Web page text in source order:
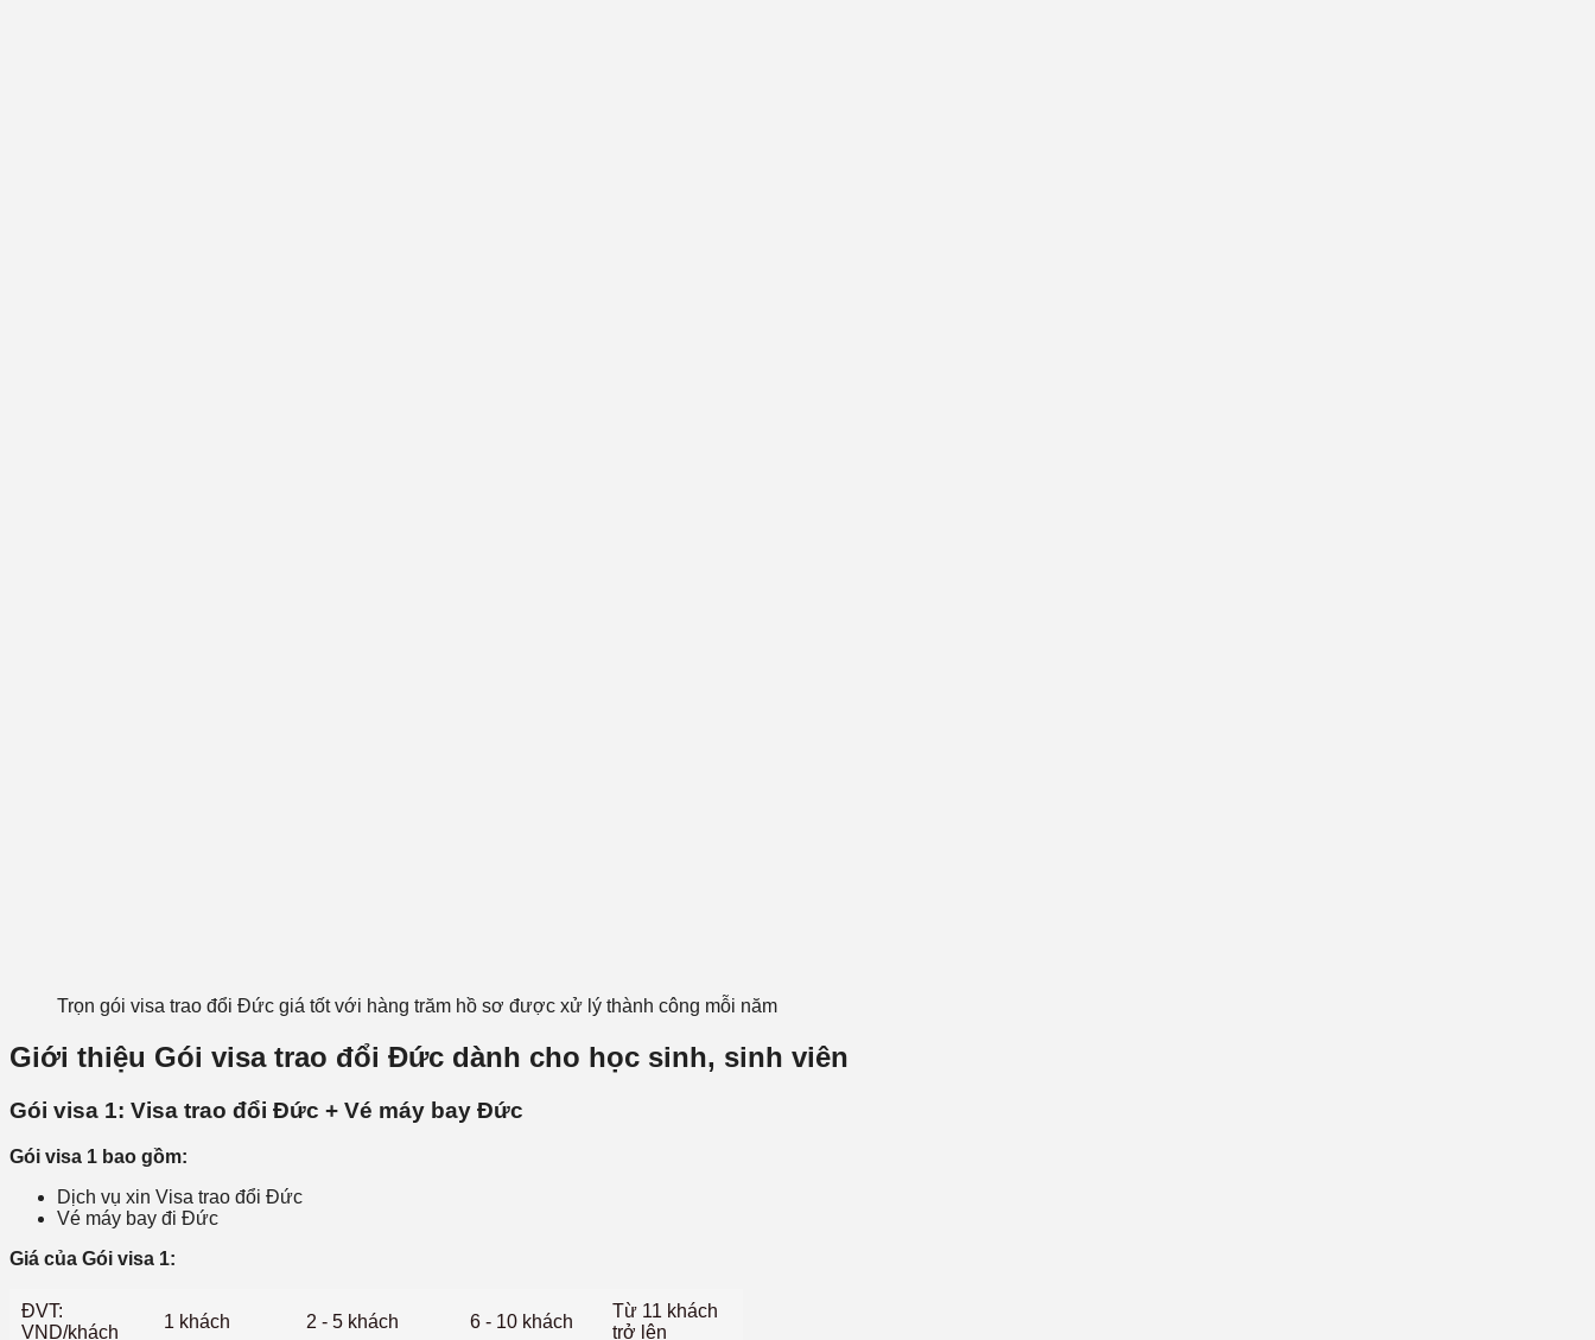
Trọn gói visa trao đổi Đức giá tốt với hàng trăm hồ sơ được xử lý thành công mỗi năm
Giới thiệu Gói visa trao đổi Đức dành cho học sinh, sinh viên
Gói visa 1: Visa trao đổi Đức + Vé máy bay Đức
Gói visa 1 bao gồm:
Dịch vụ xin Visa trao đổi Đức
Vé máy bay đi Đức
Giá của Gói visa 1:
ĐVT:
VND/khách
1 khách 2 - 5 khách 6 - 10 khách
Từ 11 khách
trở lên